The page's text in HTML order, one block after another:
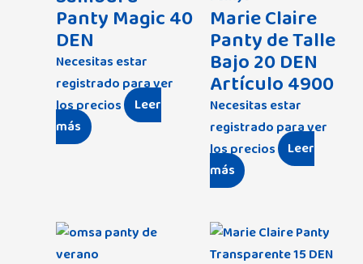
Panty Magic 40
DEN
Necesitas estar
registrado para ver
los precios
Leer
más
Marie Claire
Panty de Talle
Bajo 20 DEN
Artículo 4900
Necesitas estar
registrado para ver
los precios
Leer
más